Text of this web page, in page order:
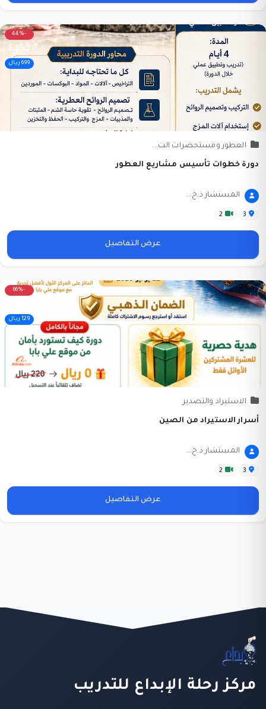
-44%
1,250
699 ريال
العطور ومستحضرات الت...
دورة خطوات تأسيس مشاريع العطور
المستشار ذ.خ...
3
2
عرض التفاصيل
129 ريال
الاستيراد والتصدير
أسرار الاستيراد من الصين
المستشار ذ.خ...
3
2
عرض التفاصيل
مركز رحلة الإبداع للتدريب